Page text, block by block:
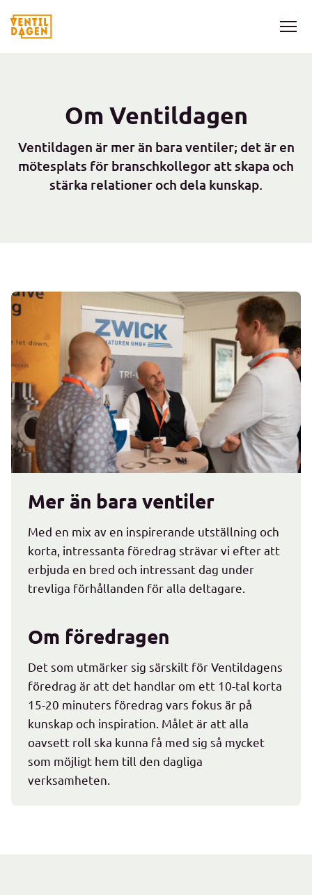
Om Ventildagen
Ventildagen är mer än bara ventiler; det är en
mötesplats för branschkollegor att skapa och
stärka relationer och dela kunskap.
Mer än bara ventiler
Med en mix av en inspirerande utställning och
korta, intressanta föredrag strävar vi efter att
erbjuda en bred och intressant dag under
trevliga förhållanden för alla deltagare.
Om föredragen
Det som utmärker sig särskilt för Ventildagens
föredrag är att det handlar om ett 10-tal korta
15-20 minuters föredrag vars fokus är på
kunskap och inspiration. Målet är att alla
oavsett roll ska kunna få med sig så mycket
som möjligt hem till den dagliga
verksamheten.